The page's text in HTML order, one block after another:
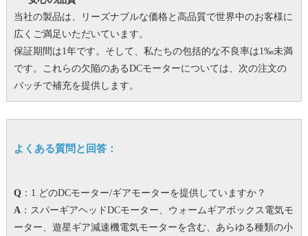
当社の製品は、リーズナブルな価格と高品質で世界中のお客様に
広くご満足いただいています。
保証期間は1年です。 そして、私たちの包括的な不良率は1‰未満
です。 これらの欠陥のあるDCモーターについては、次の注文の
バッチで補充を提供します。
よくある質問と回答：
Q：1.どのDCモーター/ギアモーターを提供していますか？
A：スパーギアヘッドDCモーター、ウォームギアボックス電気モ
ーター、遊星ギア減速機電気モーターを含む、あらゆる種類の小